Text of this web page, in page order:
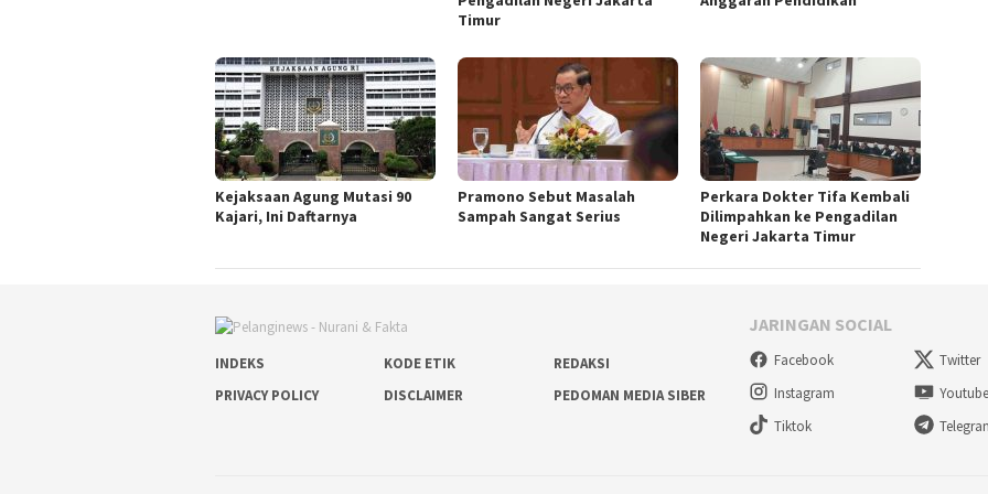
Timur
Kejaksaan Agung Mutasi 90
Kajari, Ini Daftarnya
Pramono Sebut Masalah
Sampah Sangat Serius
Perkara Dokter Tifa Kembali
Dilimpahkan ke Pengadilan
Negeri Jakarta Timur
INDEKS KODE ETIK
REDAKSI
PRIVACY POLICY
DISCLAIMER PEDOMAN MEDIA SIBER
JARINGAN SOCIAL
Facebook Twitter
Instagram
Youtube
Tiktok